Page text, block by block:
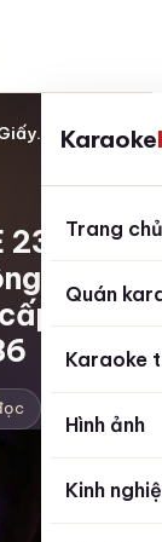
Karaoke
Trang chủ
Quán
Karaoke
Hình ảnh
Kinh
231 Quan
gian
và